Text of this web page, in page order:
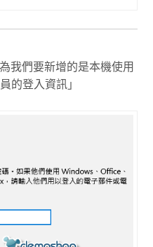
我們要新增的是本機使用
的登入資訊」